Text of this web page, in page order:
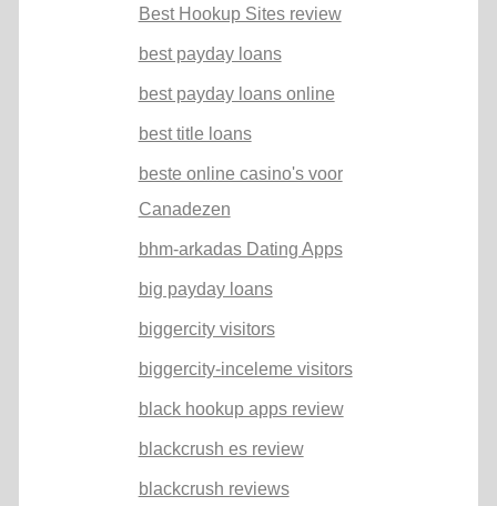
Best Hookup Sites review
best payday loans
best payday loans online
best title loans
beste online casino's voor
Canadezen
bhm-arkadas Dating Apps
big payday loans
biggercity visitors
biggercity-inceleme visitors
black hookup apps review
blackcrush es review
blackcrush reviews